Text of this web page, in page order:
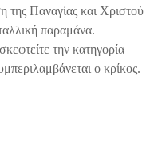
Παναγίας και Χριστού
παραμάνα.
την κατηγορία
ο κρίκος.